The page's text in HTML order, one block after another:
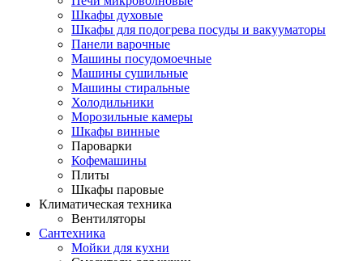
Шкафы духовые
Шкафы для подогрева посуды и вакууматоры
Панели варочные
Машины посудомоечные
Машины сушильные
Машины стиральные
Холодильники
Морозильные камеры
Шкафы винные
Пароварки
Кофемашины
Плиты
Шкафы паровые
Климатическая техника
Вентиляторы
Сантехника
Мойки для кухни